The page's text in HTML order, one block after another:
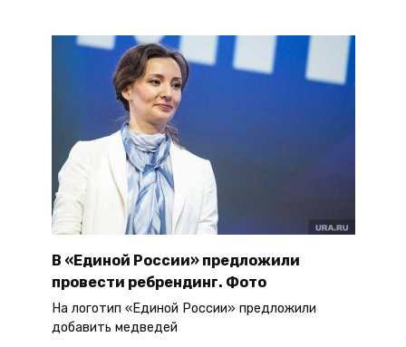
В «Единой России» предложили
провести ребрендинг. Фото
На логотип «Единой России» предложили
добавить медведей